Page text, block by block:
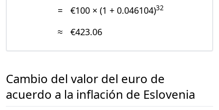
= €100 × (1 + 0.046104)32
≈ €423.06
Cambio del valor del euro de
acuerdo a la inflación de Eslovenia